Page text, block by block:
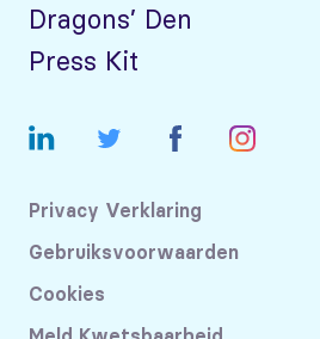
Dragons’ Den
Press Kit
Privacy Verklaring
Gebruiksvoorwaarden
Cookies